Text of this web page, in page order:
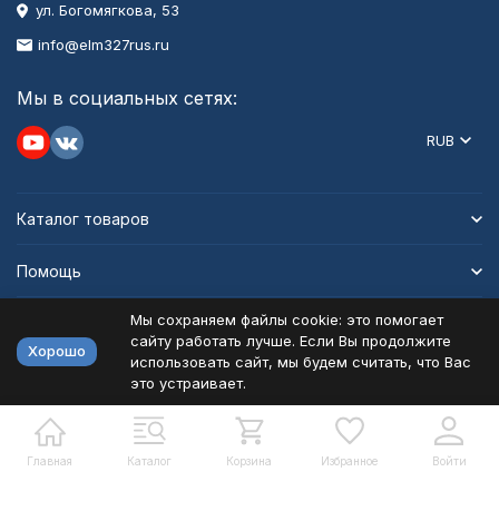
Главная Каталог Корзина Избранное Войти
ул. Богомягкова, 53
info@elm327rus.ru
Мы в социальных сетях:
RUB
Каталог товаров
Помощь
Политика персональных данных
Разработано в bodysite.ru
Хорошо
Мы сохраняем файлы cookie: это помогает
сайту работать лучше. Если Вы продолжите
использовать сайт, мы будем считать, что Вас
это устраивает.